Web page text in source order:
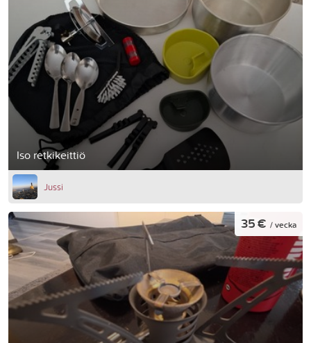
Iso retkikeittiö
Jussi
35 € / vecka